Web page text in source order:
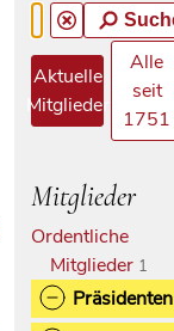
Aktuelle
Mitglieder
Alle
seit
1751
Mitglieder
Ordentliche
Mitglieder 1
Präsidenten